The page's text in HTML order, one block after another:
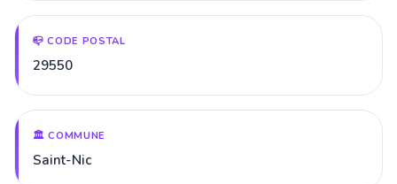
📪 CODE POSTAL
29550
🏛️ COMMUNE
Saint-Nic